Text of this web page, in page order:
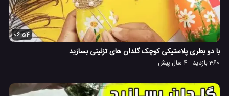
06:54
با دو بطری پلاستیکی کوچک گلدان های تزئینی بسازید
360 بازدید 4 سال پیش